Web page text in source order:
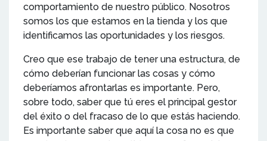
comportamiento de nuestro público. Nosotros
somos los que estamos en la tienda y los que
identificamos las oportunidades y los riesgos.
Creo que ese trabajo de tener una estructura, de
cómo deberían funcionar las cosas y cómo
deberíamos afrontarlas es importante. Pero,
sobre todo, saber que tú eres el principal gestor
del éxito o del fracaso de lo que estás haciendo.
Es importante saber que aquí la cosa no es que